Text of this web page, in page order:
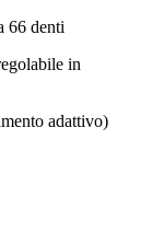
66 denti
in
adattivo)